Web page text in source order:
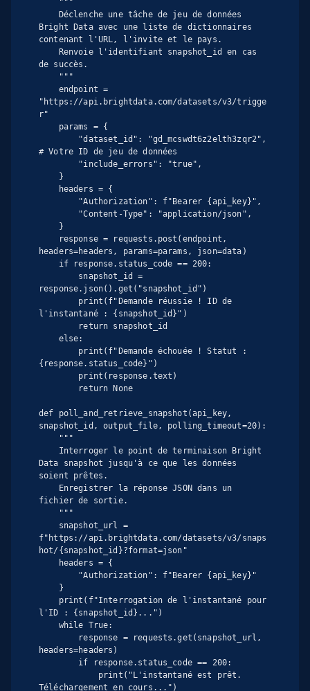
Bright Data avec une liste de dictionnaires
contenant l'URL, l'invite et le pays.
de succès.
"https://api.brightdata.com/datasets/v3/trigge
r"
# Votre ID de jeu de données
headers=headers, params=params, json=data)
response.json().get("snapshot_id")
l'instantané : {snapshot_id}")
{response.status_code}")
def poll_and_retrieve_snapshot(api_key,
snapshot_id, output_file, polling_timeout=20):
Data snapshot jusqu'à ce que les données
soient prêtes.
fichier de sortie.
f"https://api.brightdata.com/datasets/v3/snaps
hot/{snapshot_id}?format=json"
l'ID : {snapshot_id}...")
headers=headers)
Téléchargement en cours...")